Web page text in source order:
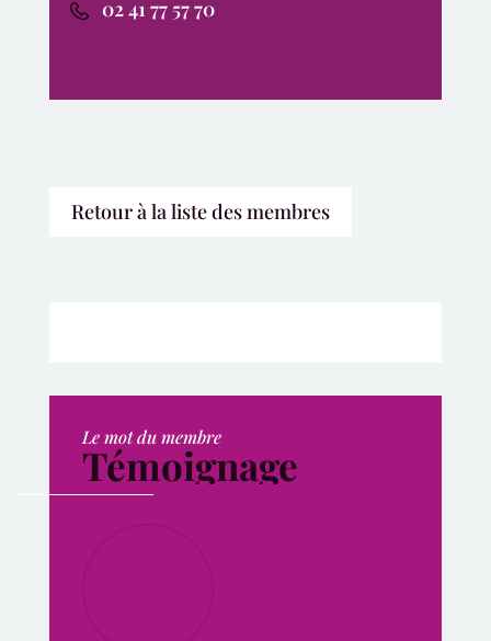
02 41 77 57 70
Retour à la liste des membres
Le mot du membre
Témoignage